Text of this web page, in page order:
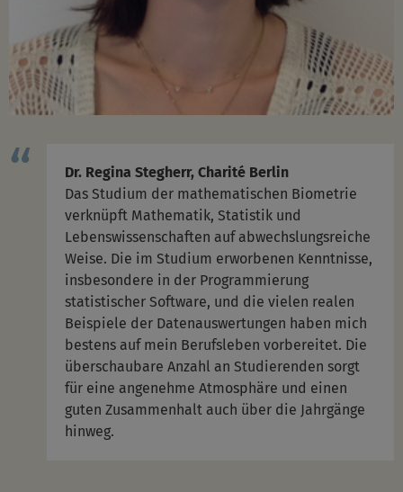
Dr. Regina Stegherr, Charité Berlin
Das Studium der mathematischen Biometrie
verknüpft Mathematik, Statistik und
Lebenswissenschaften auf abwechslungsreiche
Weise. Die im Studium erworbenen Kenntnisse,
insbesondere in der Programmierung
statistischer Software, und die vielen realen
Beispiele der Datenauswertungen haben mich
bestens auf mein Berufsleben vorbereitet. Die
überschaubare Anzahl an Studierenden sorgt
für eine angenehme Atmosphäre und einen
guten Zusammenhalt auch über die Jahrgänge
hinweg.